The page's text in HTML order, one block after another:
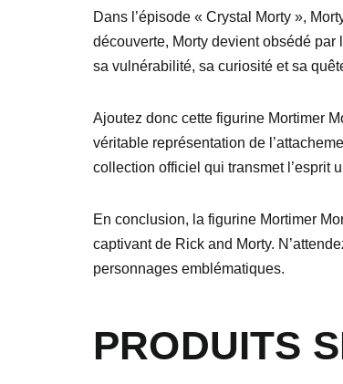
Dans l’épisode « Crystal Morty »,
découverte, Morty devient obsédé
sa vulnérabilité, sa curiosité et sa
Ajoutez donc cette figurine Mortimer
véritable représentation de
collection officiel qui transmet l’esprit
En conclusion, la figurine Mortimer
captivant de Rick and Morty.
personnages emblématiques.
PRODUITS